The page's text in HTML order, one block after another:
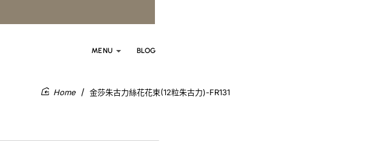
MENU BLOG
金莎朱古力絲花花束(12粒朱古力)-FR131